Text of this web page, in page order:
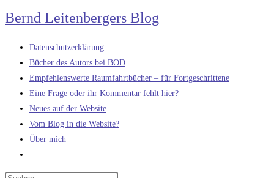
Zum
Inhalt
springen
Bernd Leitenbergers Blog
Datenschutzerklärung
Bücher des Autors bei BOD
Empfehlenswerte Raumfahrtbücher – für Fortgeschrittene
Eine Frage oder ihr Kommentar fehlt hier?
Neues auf der Website
Vom Blog in die Website?
Über mich